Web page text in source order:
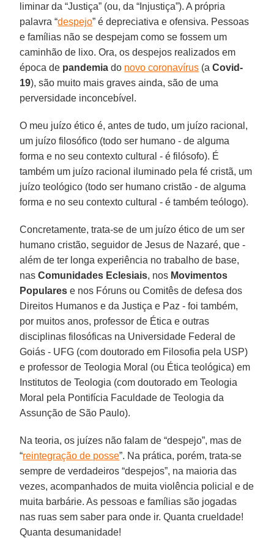
liminar da “Justiça” (ou, da “Injustiça”). A própria
palavra “despejo” é depreciativa e ofensiva. Pessoas
e famílias não se despejam como se fossem um
caminhão de lixo. Ora, os despejos realizados em
época de pandemia do novo coronavírus (aCovid-
19), são muito mais graves ainda, são de uma
perversidade inconcebível.
O meu juízo ético é, antes de tudo, um juízo racional,
um juízo filosófico (todo ser humano - de alguma
forma e no seu contexto cultural - é filósofo). É
também um juízo racional iluminado pela fé cristã, um
juízo teológico (todo ser humano cristão - de alguma
forma e no seu contexto cultural - é também teólogo).
Concretamente, trata-se de um juízo ético de um ser
humano cristão, seguidor de Jesus de Nazaré, que -
além de ter longa experiência no trabalho de base,
nasComunidades Eclesiais, nos Movimentos
Populares e nos Fóruns ou Comitês de defesa dos
Direitos Humanos e da Justiça e Paz - foi também,
por muitos anos, professor de Ética e outras
disciplinas filosóficas na Universidade Federal de
Goiás - UFG (com doutorado em Filosofia pela USP)
e professor de Teologia Moral (ou Ética teológica) em
Institutos de Teologia (com doutorado em Teologia
Moral pela Pontifícia Faculdade de Teologia da
Assunção de São Paulo).
Na teoria, os juízes não falam de “despejo”, mas de
“reintegração de posse”. Na prática, porém, trata-se
sempre de verdadeiros “despejos”, na maioria das
vezes, acompanhados de muita violência policial e de
muita barbárie. As pessoas e famílias são jogadas
nas ruas sem saber para onde ir. Quanta crueldade!
Quanta desumanidade!